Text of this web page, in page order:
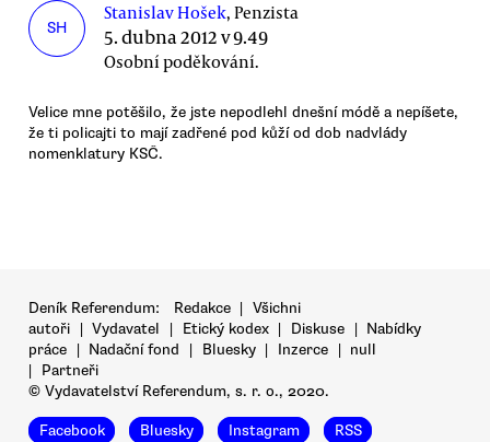
SH
Stanislav Hošek, Penzista
5. dubna 2012 v 9.49
Osobní poděkování.
Velice mne potěšilo, že jste nepodlehl dnešní módě a nepíšete,
že ti policajti to mají zadřené pod kůží od dob nadvlády
nomenklatury KSČ.
Deník Referendum: Redakce | Všichni
autoři | Vydavatel | Etický kodex | Diskuse | Nabídky
práce | Nadační fond | Bluesky | Inzerce | null
|
Partneři
© Vydavatelství Referendum, s. r. o., 2020.
Facebook Bluesky Instagram RSS